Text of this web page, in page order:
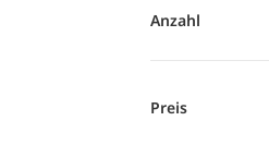
Anzahl
Preis